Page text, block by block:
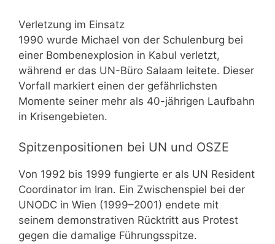
Verletzung im Einsatz
1990 wurde Michael von der Schulenburg bei
einer Bombenexplosion in Kabul verletzt,
während er das UN-Büro Salaam leitete. Dieser
Vorfall markiert einen der gefährlichsten
Momente seiner mehr als 40-jährigen Laufbahn
in Krisengebieten.
Spitzenpositionen bei UN und OSZE
Von 1992 bis 1999 fungierte er als UN Resident
Coordinator im Iran. Ein Zwischenspiel bei der
UNODC in Wien (1999–2001) endete mit
seinem demonstrativen Rücktritt aus Protest
gegen die damalige Führungsspitze.